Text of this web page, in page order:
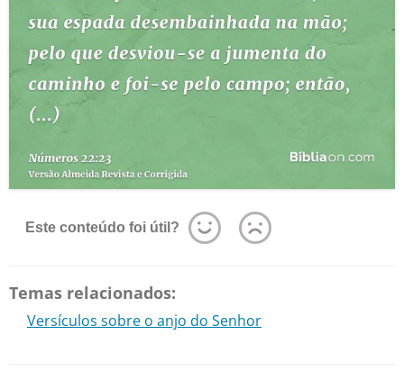
Este conteúdo foi útil?
Temas relacionados:
Versículos sobre o anjo do Senhor